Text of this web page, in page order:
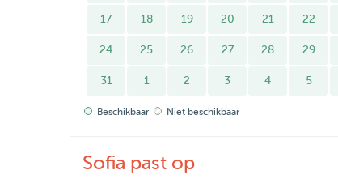
17 18 19 20 21 22
24 25 26 27 28 29
31 1 2 3 4 5
Beschikbaar Niet beschikbaar
Sofia past op